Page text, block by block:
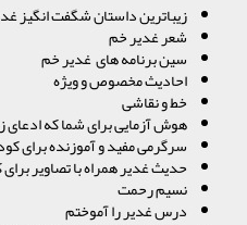
زیباترین داستان شگفت انگیز
شعر غدیر خم
سین برنامه های غدیر خم
احادیث مخصوص و ویژه
خط و نقاشی
هوش آزمایی برای شما که ادعای
سرگرمی مفید و آموزنده برای
حدیث غدیر همراه با تصاویر
نسیم رحمت
درس غدیر را آموختم